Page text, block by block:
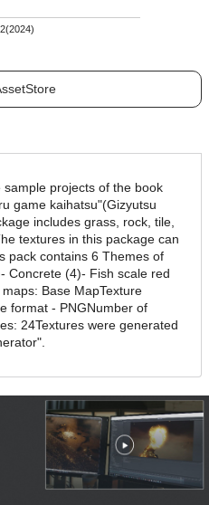
projects of the book
game kaihatsu"(Gizyutsu
includes grass, rock, tile,
textures in this package can
pack contains 6 Themes of
Concrete (4)- Fish scale red
Base MapTexture
format - PNGNumber of
24Textures were generated